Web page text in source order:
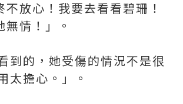
不放心！我要去看看碧珊！
情！」。
到的，她受傷的情況不是很
太擔心。」。